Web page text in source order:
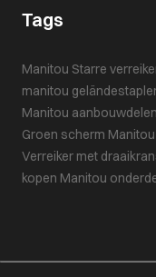
Tags
Manitou Starre
manitou
Manitou aanbouwdelen
Groen scherm
Verreiker met
kopen Manitou